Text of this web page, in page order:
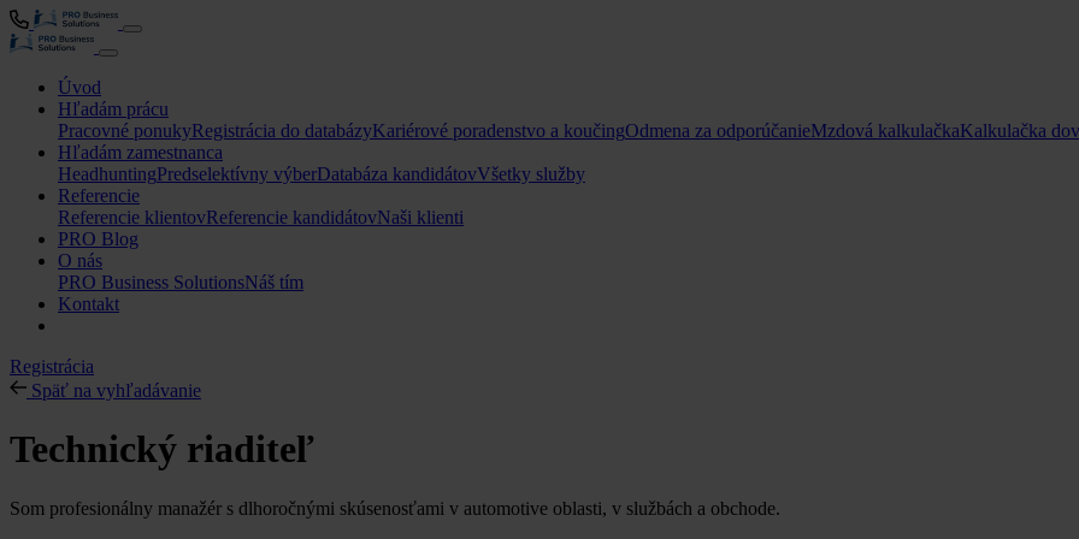
Úvod
Hľadám prácu
Pracovné ponukyRegistrácia do databázyKariérové poradenstvo a koučingOdmena za odporúčanieMzdová kalkulačkaKalkulačka
Hľadám zamestnanca
HeadhuntingPredselektívny výberDatabáza kandidátovVšetky služby
Referencie
Referencie klientovReferencie kandidátovNaši klienti
PRO Blog
O nás
PRO Business SolutionsNáš tím
Kontakt
Registrácia
Späť na vyhľadávanie
Technický riaditeľ
Som profesionálny manažér s dlhoročnými skúsenosťami v automotive oblasti, v službách a obchode.